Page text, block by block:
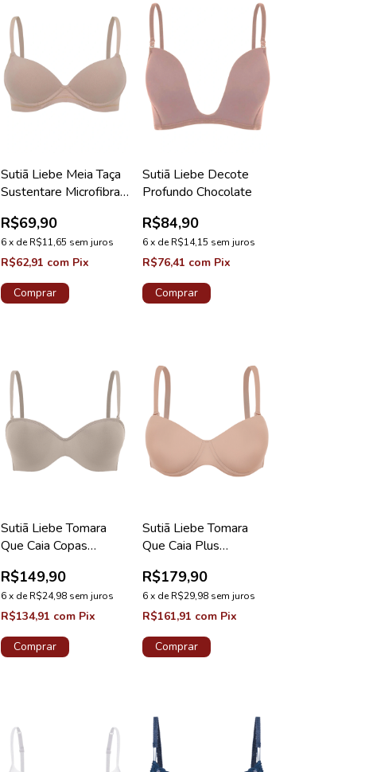
Sutiã Liebe Meia Taça
Sustentare Microfibra
R$69,90
6x deR$11,65 sem juros
R$62,91 com Pix
Comprar
Sutiã Liebe Decote
Profundo Chocolate
R$84,90
6x deR$14,15 sem juros
R$76,41 com Pix
Comprar
Sutiã Liebe Tomara
Que Caia Copas
R$149,90
6x deR$24,98 sem juros
R$134,91 com Pix
Comprar
Sutiã Liebe Tomara
Que Caia Plus
R$179,90
6x deR$29,98 sem juros
R$161,91 com Pix
Comprar